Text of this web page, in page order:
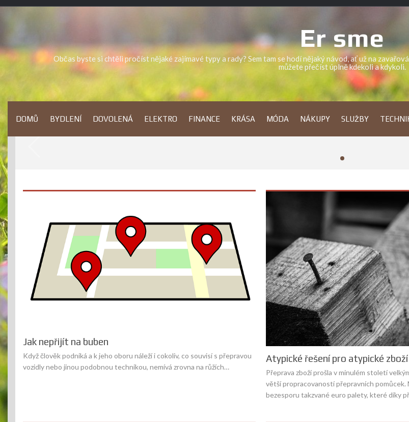
Skip
Er sme
Občas byste si chtěli pročíst nějaké zajímavé typy a rady? Sem tam se hodí nějaký návod, ať už na
můžete přečíst úplně kdekoli a kdykoli.
DOMŮ BYDLENÍ DOVOLENÁ ELEKTRO FINANCE KRÁSA MÓDA NÁKUPY SLUŽBY
Jak nepřijít na buben
Když člověk podniká a k jeho oboru náleží i cokoliv, co souvisí s přepravou
vozidly nebo jinou podobnou technikou, nemívá zrovna na růžích…
Atypické řešení pro atypické zboží
Přeprava zboží prošla v minulém století
větší propracovaností přepravních pomůcek.
bezesporu takzvané euro palety, které díky